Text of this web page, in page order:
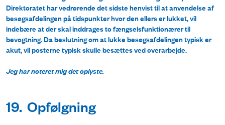
Direktoratet har vedrørende det sidste henvist til at anvendelse af
besøgsafdelingen på tidspunkter hvor den ellers er lukket, vil
indebære at der skal inddrages to fængselsfunktionærer til
bevogtning. Da beslutning om at lukke besøgsafdelingen typisk er
akut, vil posterne typisk skulle besættes ved overarbejde.
Jeg har noteret mig det oplyste.
19. Opfølgning